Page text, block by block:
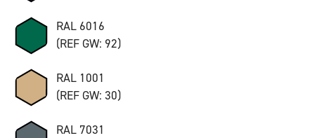
RAL 6016
(REF GW: 92)
RAL 1001
(REF GW: 30)
RAL 7031